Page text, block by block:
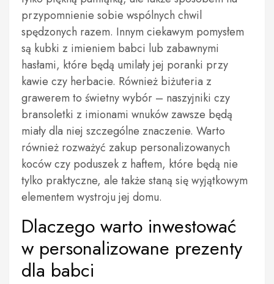
przypomnienie sobie wspólnych chwil
spędzonych razem. Innym ciekawym pomysłem
są kubki z imieniem babci lub zabawnymi
hasłami, które będą umilały jej poranki przy
kawie czy herbacie. Również biżuteria z
grawerem to świetny wybór – naszyjniki czy
bransoletki z imionami wnuków zawsze będą
miały dla niej szczególne znaczenie. Warto
również rozważyć zakup personalizowanych
koców czy poduszek z haftem, które będą nie
tylko praktyczne, ale także staną się wyjątkowym
elementem wystroju jej domu.
Dlaczego warto inwestować
w personalizowane prezenty
dla babci